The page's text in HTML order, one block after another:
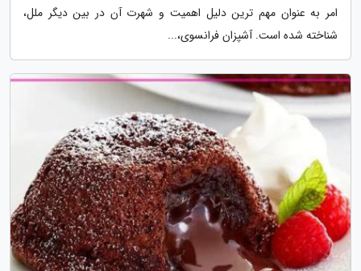
امر به عنوان مهم ترین دلیل اهمیت و شهرت آن در بین دیگر ملل،
شناخته شده است. آشپزان فرانسوی،...